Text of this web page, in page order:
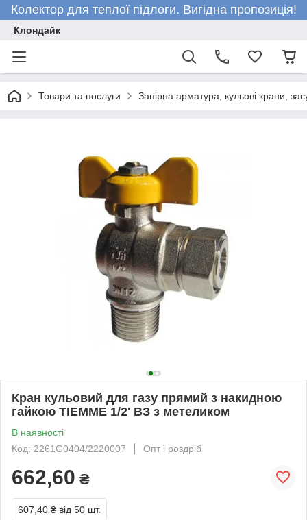
Колектор для теплої підлоги. Вигідна пропозиція!
Клондайк
Товари та послуги Запірна арматура, кульові крани,
Кран кульовий для газу прямий з накидною
гайкою TIEMME 1/2' ВЗ з метеликом
В наявності
Код: 2261G0404/2220007
Опт і роздріб
662,60 ₴
607,40 ₴ від 50 шт.